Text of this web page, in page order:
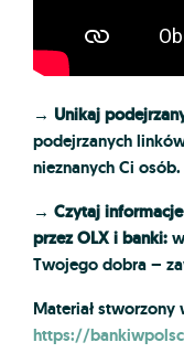
→ Unikaj
podejrzanych
nieznanych Ci osób.
→ Czytaj
przez OLX i banki:
Twojego dobra –
Materiał stworzony
https://